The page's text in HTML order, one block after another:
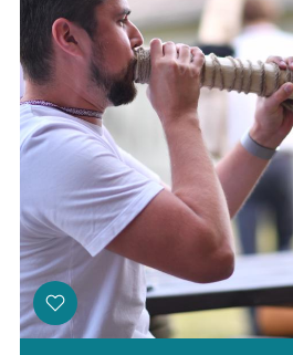
ThreadsFacebookYoutube
X